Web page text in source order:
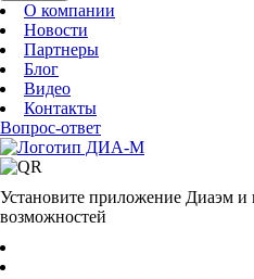
О компании
Новости
Партнеры
Блог
Видео
Контакты
Вопрос-ответ
Установите приложение Диаэм и
возможностей